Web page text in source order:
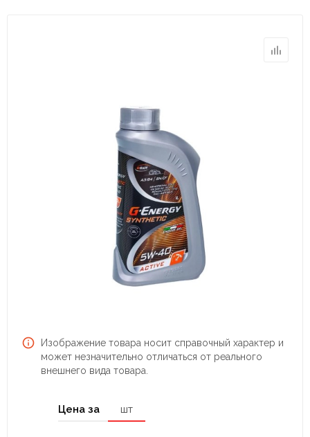
Изображение товара носит справочный характер и
может незначительно отличаться от реального
внешнего вида товара.
Цена за шт